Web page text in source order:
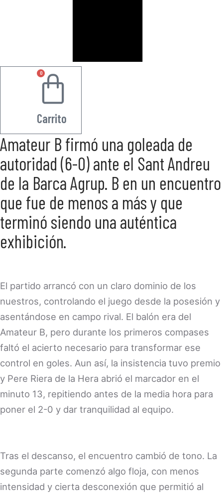
0
Carrito
Amateur B firmó una goleada de
autoridad (6-0) ante el Sant Andreu
de la Barca Agrup. B en un encuentro
que fue de menos a más y que
terminó siendo una auténtica
exhibición.
El partido arrancó con un claro dominio de los
nuestros, controlando el juego desde la posesión y
asentándose en campo rival. El balón era del
Amateur B, pero durante los primeros compases
faltó el acierto necesario para transformar ese
control en goles. Aun así, la insistencia tuvo premio
y Pere Riera de la Hera abrió el marcador en el
minuto 13, repitiendo antes de la media hora para
poner el 2-0 y dar tranquilidad al equipo.
Tras el descanso, el encuentro cambió de tono. La
segunda parte comenzó algo floja, con menos
intensidad y cierta desconexión que permitió al